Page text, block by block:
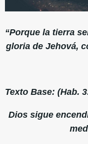
“Porque la tierra
gloria de Jehová,
Texto Base: (Hab.
Dios sigue